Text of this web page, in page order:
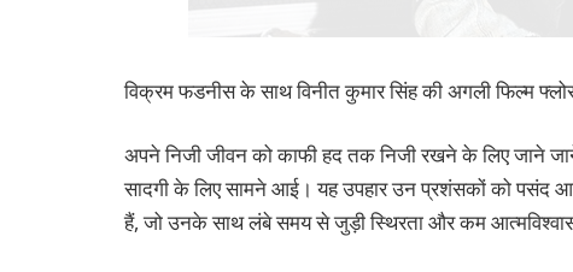
विक्रम फडनीस के साथ विनीत कुमार सिंह की अगली फिल्म
अपने निजी जीवन को काफी हद तक निजी रखने के लिए जाने
सादगी के लिए सामने आई। यह उपहार उन प्रशंसकों को पसंद
हैं, जो उनके साथ लंबे समय से जुड़ी स्थिरता और कम आत्मविश्वास